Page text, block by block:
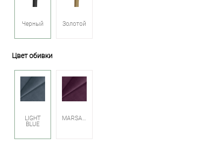
Черный Золотой
Цвет обивки
LIGHT
BLUE